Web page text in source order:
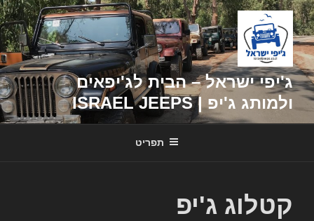
דילוג
לתוכן
ג'יפי ישראל – הבית לג'יפאים
ולמותג ג'יפ | ISRAEL JEEPS
תפריט
קטלוג ג'יפ